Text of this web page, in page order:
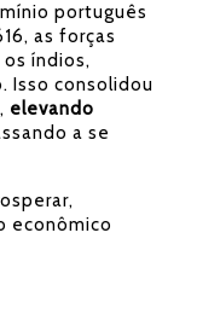
português
as forças
índios,
Isso consolidou
elevando
a se
econômico